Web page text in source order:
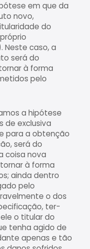
em que da
novo,
do
Neste caso, a
será do
à forma
pelo
a hipótese
de exclusiva
para a obtenção
será do
coisa nova
à forma
ainda dentro
pelo
o dos
ter-
o titular do
tenha agido de
apenas e tão